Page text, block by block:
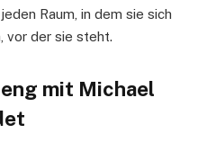
Raum, in dem sie sich
vor der sie steht.
mit Michael